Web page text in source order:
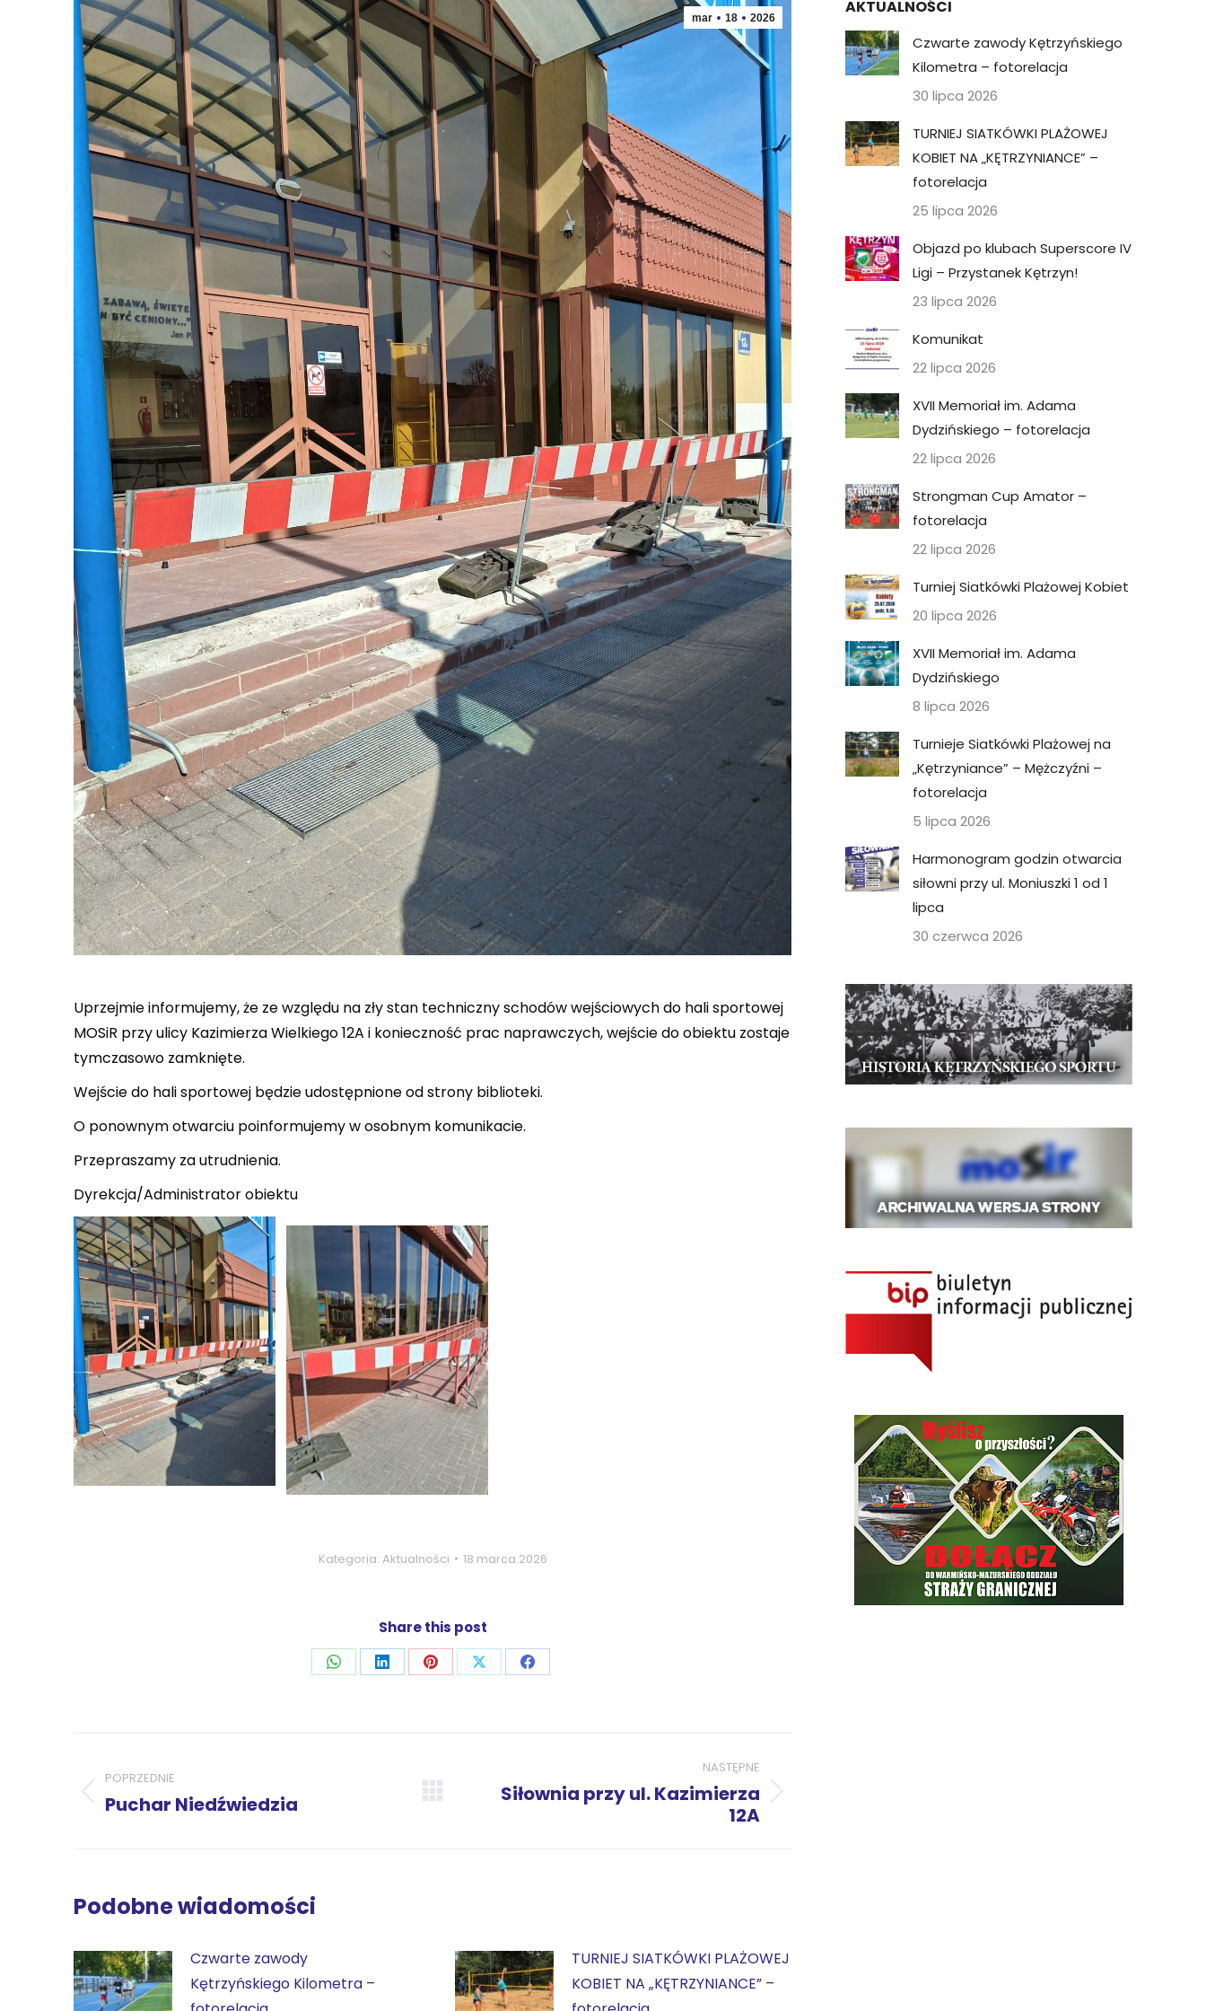
mar 18 2026
Uprzejmie informujemy, że ze względu na zły stan techniczny schodów wejściowych do hali sportowej
MOSiR przy ulicy Kazimierza Wielkiego 12A i konieczność prac naprawczych, wejście do obiektu zostaje
tymczasowo zamknięte.
Wejście do hali sportowej będzie udostępnione od strony biblioteki.
O ponownym otwarciu poinformujemy w osobnym komunikacie.
Przepraszamy za utrudnienia.
Dyrekcja/Administrator obiektu
Kategoria: Aktualności 18 marca 2026
Share this post
UdostępnijUdostępnijUdostępnijUdostępnijUdostępnij
wpisów
POPRZEDNIE
Poprzedni
Puchar Niedźwiedzia
NASTĘPNE
Następny
Siłownia przy ul. Kazimierza
12A
Podobne wiadomości
Czwarte zawody
Kętrzyńskiego Kilometra –
TURNIEJ SIATKÓWKI PLAŻOWEJ
KOBIET NA „KĘTRZYNIANCE” –
AKTUALNOŚCI
Czwarte zawody Kętrzyńskiego
Kilometra – fotorelacja
30 lipca 2026
TURNIEJ SIATKÓWKI PLAŻOWEJ
KOBIET NA „KĘTRZYNIANCE” –
fotorelacja
25 lipca 2026
Objazd po klubach Superscore IV
Ligi – Przystanek Kętrzyn!
23 lipca 2026
Komunikat
22 lipca 2026
XVII Memoriał im. Adama
Dydzińskiego – fotorelacja
22 lipca 2026
Strongman Cup Amator –
fotorelacja
22 lipca 2026
Turniej Siatkówki Plażowej Kobiet
20 lipca 2026
XVII Memoriał im. Adama
Dydzińskiego
8 lipca 2026
Turnieje Siatkówki Plażowej na
„Kętrzyniance” – Mężczyźni –
fotorelacja
5 lipca 2026
Harmonogram godzin otwarcia
siłowni przy ul. Moniuszki 1 od 1
lipca
30 czerwca 2026